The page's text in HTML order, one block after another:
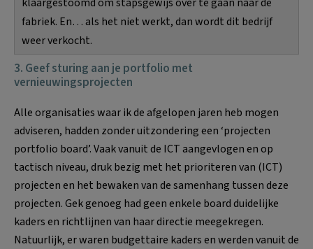
fabriek. En… als het niet werkt, dan wordt dit bedrijf
weer verkocht.
3. Geef sturing aan je portfolio met
vernieuwingsprojecten
Alle organisaties waar ik de afgelopen jaren heb mogen
adviseren, hadden zonder uitzondering een ‘projecten
portfolio board’. Vaak vanuit de ICT aangevlogen en op
tactisch niveau, druk bezig met het prioriteren van (ICT)
projecten en het bewaken van de samenhang tussen deze
projecten. Gek genoeg had geen enkele board duidelijke
kaders en richtlijnen van haar directie meegekregen.
Natuurlijk, er waren budgettaire kaders en werden vanuit de